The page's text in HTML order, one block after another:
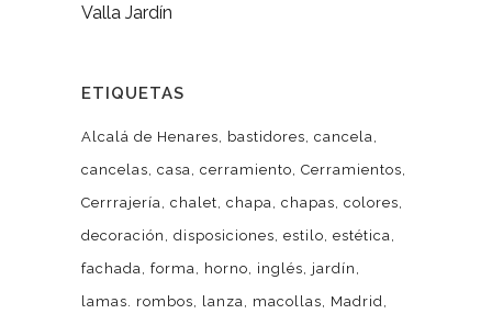
Valla Jardín
ETIQUETAS
Alcalá de Henares bastidores cancela
cancelas casa cerramiento Cerramientos
Cerrrajería chalet chapa chapas colores
decoración
disposiciones estilo estética
fachada forma horno inglés
jardín
lamas. rombos
lanza macollas
Madrid